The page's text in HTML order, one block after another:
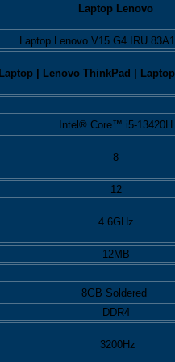
Laptop Lenovo
Laptop Lenovo V15 G4 IRU
Laptop| Lenovo ThinkPad
Intel® Core™ i5-13420H
8
12
4.6GHz
12MB
8GB Soldered
DDR4
3200Hz